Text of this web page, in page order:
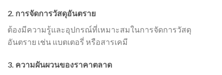
2. การจัดการวัสดุอันตราย
ต้องมีความรู้และอุปกรณ์ที่เหมาะสมในการจัดการวัสดุ
อันตราย เช่น แบตเตอรี่ หรือสารเคมี
3. ความผันผวนของราคาตลาด